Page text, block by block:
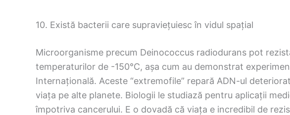
10. Există bacterii care supraviețuiesc în vidul spațial
Microorganisme precum Deinococcus radiodurans pot
temperaturilor de -150°C, așa cum au demonstrat
Internațională. Aceste “extremofile” repară ADN-ul
viața pe alte planete. Biologii le studiază pentru aplicații
împotriva cancerului. E o dovadă că viața e incredibil de